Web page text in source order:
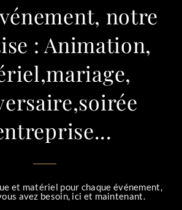
notre
: Animation,
et matériel pour chaque événement,
avez besoin, ici et maintenant.